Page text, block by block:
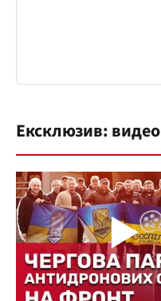
Ексклюзив: видео